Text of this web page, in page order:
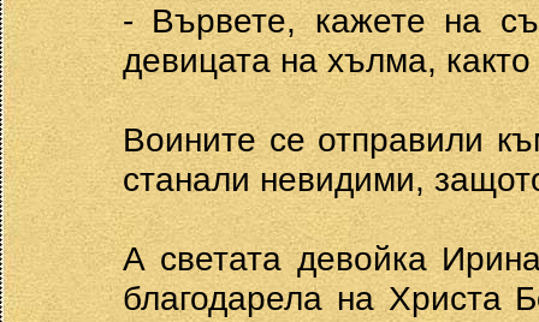
- Вървете, кажете на
девицата на хълма,
Воините се отправили
станали невидими,
А светата девойка
благодарела на Христа